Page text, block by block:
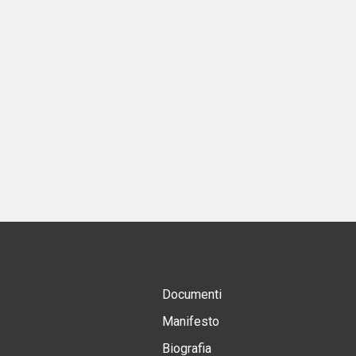
Documenti
Manifesto
Biografia